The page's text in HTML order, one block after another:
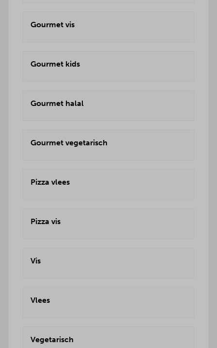
Gourmet vis
Gourmet kids
Gourmet halal
Gourmet vegetarisch
Pizza vlees
Pizza vis
Vis
Vlees
Vegetarisch